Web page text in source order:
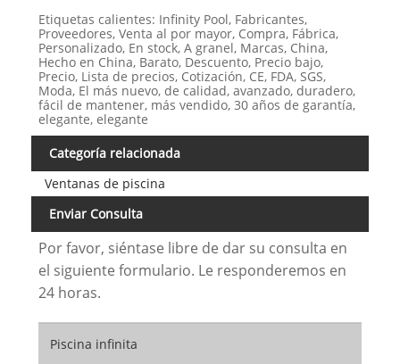
Etiquetas calientes: Infinity Pool, Fabricantes,
Proveedores, Venta al por mayor, Compra, Fábrica,
Personalizado, En stock, A granel, Marcas, China,
Hecho en China, Barato, Descuento, Precio bajo,
Precio, Lista de precios, Cotización, CE, FDA, SGS,
Moda, El más nuevo, de calidad, avanzado, duradero,
fácil de mantener, más vendido, 30 años de garantía,
elegante, elegante
Categoría relacionada
Ventanas de piscina
Enviar Consulta
Por favor, siéntase libre de dar su consulta en
el siguiente formulario. Le responderemos en
24 horas.